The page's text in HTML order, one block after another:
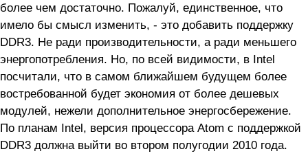
более чем достаточно. Пожалуй, единственное, что
имело бы смысл изменить, - это добавить поддержку
DDR3. Не ради производительности, а ради меньшего
энергопотребления. Но, по всей видимости, в Intel
посчитали, что в самом ближайшем будущем более
востребованной будет экономия от более дешевых
модулей, нежели дополнительное энергосбережение.
По планам Intel, версия процессора Atom с поддержкой
DDR3 должна выйти во втором полугодии 2010 года.